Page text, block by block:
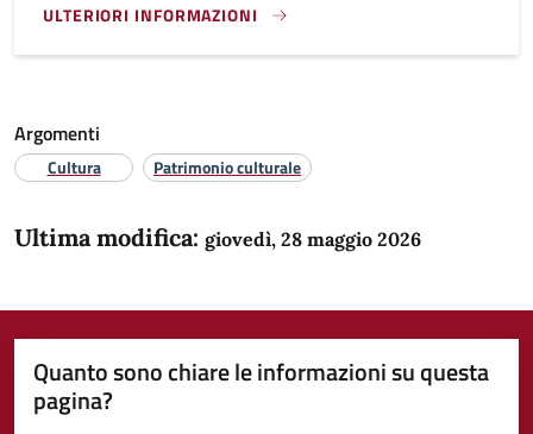
ULTERIORI INFORMAZIONI
TUTELE IN CASO DI INADEMPIENZE
Argomenti
Cultura Patrimonio culturale
Ultima modifica: giovedì, 28 maggio 2026
Quanto sono chiare le informazioni su questa
pagina?